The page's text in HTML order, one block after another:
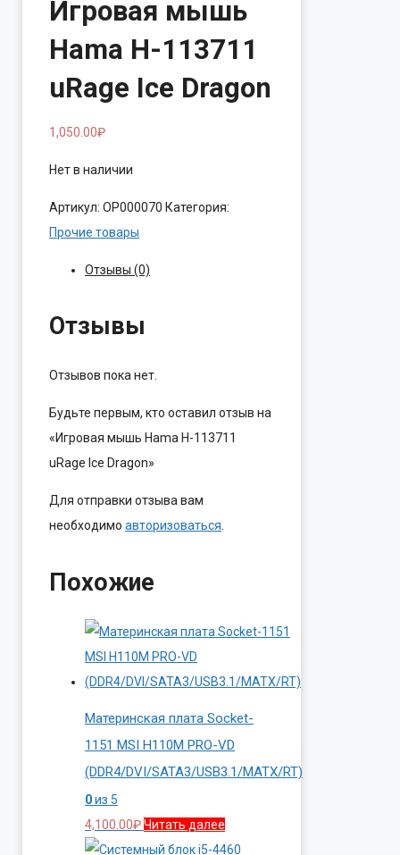
Игровая мышь
Hama H-113711
uRage Ice Dragon
1,050.00₽
Нет в наличии
Артикул: ОР000070 Категория:
Прочие товары
Отзывы (0)
Отзывы
Отзывов пока нет.
Будьте первым, кто оставил отзыв на
«Игровая мышь Hama H-113711
uRage Ice Dragon»
Для отправки отзыва вам
необходимо авторизоваться
Похожие
Материнская плата Socket-
1151 MSI H110M PRO-VD
(DDR4/DVI/SATA3/USB3.1/MATX/RT)
0из 5
4,100.00₽Читать далее